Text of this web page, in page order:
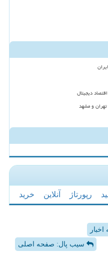
دیجیتال
و مشهد
رپورتاژ آنلاین خرید
سیب پال: صفحه اصلی